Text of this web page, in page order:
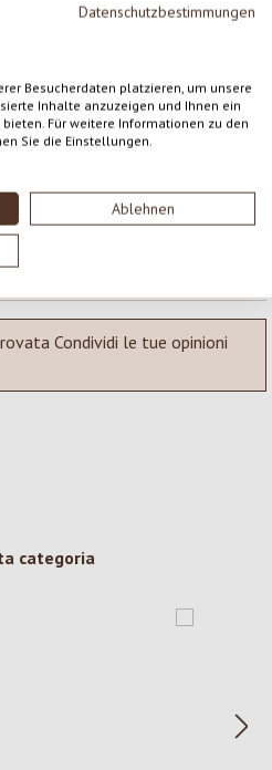
Datenschutzbestimmungen
Besucherdaten platzieren, um unsere
Inhalte anzuzeigen und Ihnen ein
Für weitere Informationen zu den
Sie die Einstellungen.
Ablehnen
stelle
il prodotto con altri clienti.
solo nella lingua corrente.
Condividi le tue opinioni
categoria